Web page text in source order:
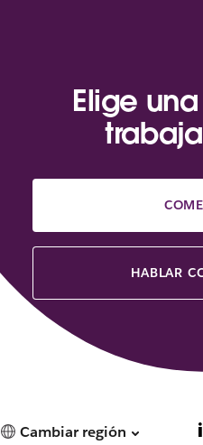
Elige
HABLAR
Cambiar región